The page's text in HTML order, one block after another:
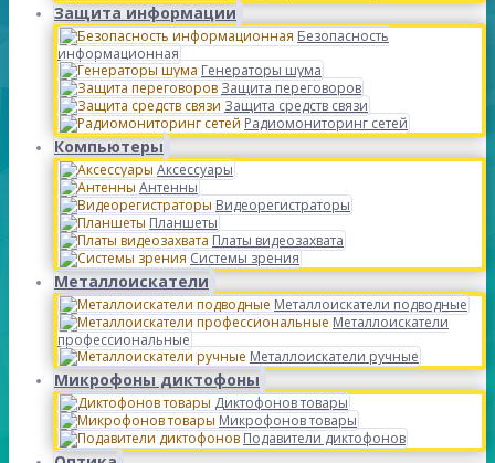
Защита информации
Безопасность
информационная
Генераторы шума
Защита переговоров
Защита средств связи
Радиомониторинг сетей
Компьютеры
Аксессуары
Антенны
Видеорегистраторы
Планшеты
Платы видеозахвата
Системы зрения
Металлоискатели
Металлоискатели подводные
Металлоискатели
профессиональные
Металлоискатели ручные
Микрофоны диктофоны
Диктофонов товары
Микрофонов товары
Подавители диктофонов